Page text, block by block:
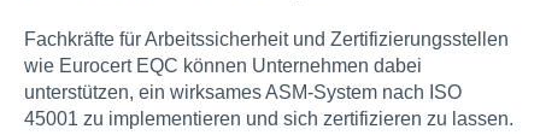
Fachkräfte für Arbeitssicherheit und Zertifizierungsstellen
wie Eurocert EQC können Unternehmen dabei
unterstützen, ein wirksames ASM-System nach ISO
45001 zu implementieren und sich zertifizieren zu lassen.